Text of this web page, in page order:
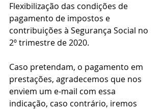
Flexibilização das condições de
pagamento de impostos e
contribuições à Segurança Social no
2º trimestre de 2020.
Caso pretendam, o pagamento em
prestações, agradecemos que nos
enviem um e-mail com essa
indicação, caso contrário, iremos